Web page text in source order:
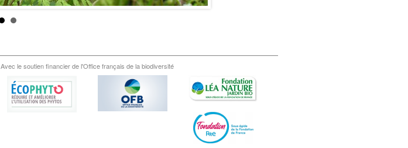
Avec le soutien financier de l'Office français de la biodiversité